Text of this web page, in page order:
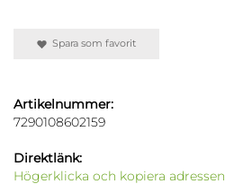
Spara som favorit
Artikelnummer:
7290108602159
Direktlänk:
Högerklicka och kopiera adressen